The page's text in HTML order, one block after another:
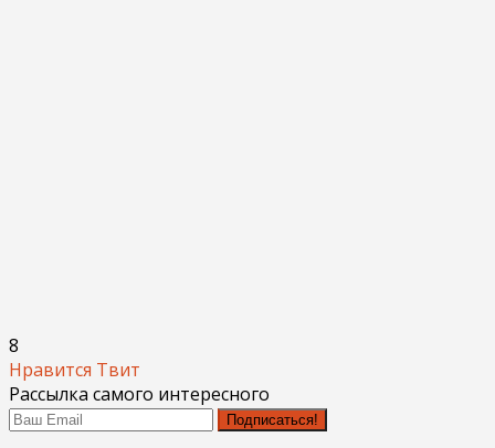
8
Нравится Твит
Рассылка самого интересного
Подписаться!